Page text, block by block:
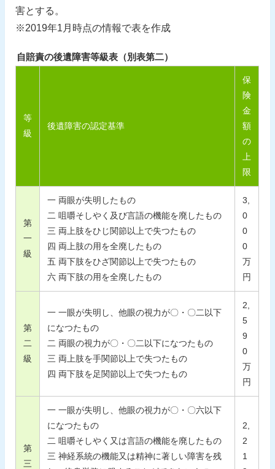
害とする。
※2019年1月時点の情報で表を作成
自賠責の後遺障害等級表（別表第二）
等
級
後遺障害の認定基準
保
険
金
額
の
上
限
第
一
級
一 両眼が失明したもの
二 咀嚼そしやく及び言語の機能を廃したもの
三 両上肢をひじ関節以上で失つたもの
四 両上肢の用を全廃したもの
五 両下肢をひざ関節以上で失つたもの
六 両下肢の用を全廃したもの
3,
0
0
0
万
円
第
二
級
一 一眼が失明し、他眼の視力が〇・〇二以下
になつたもの
二 両眼の視力が〇・〇二以下になつたもの
三 両上肢を手関節以上で失つたもの
四 両下肢を足関節以上で失つたもの
2,
5
9
0
万
円
第
三
一 一眼が失明し、他眼の視力が〇・〇六以下
になつたもの
二 咀嚼そしやく又は言語の機能を廃したもの
三 神経系統の機能又は精神に著しい障害を残
2,
2
1